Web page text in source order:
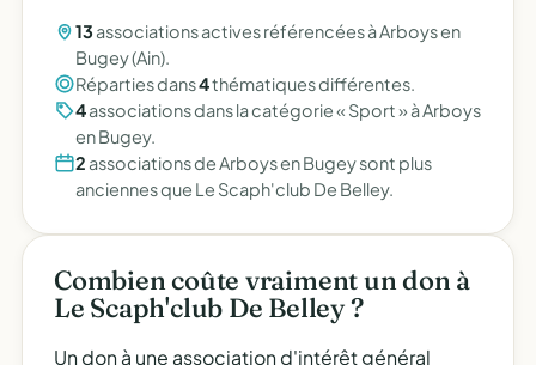
13associations actives référencées à Arboys en
Bugey (Ain).
Réparties dans4thématiques différentes.
4associations dans la catégorie « Sport » à Arboys
en Bugey.
2 associations de Arboys en Bugey sont plus
anciennes que Le Scaph'club De Belley.
Combien coûte vraiment un don à
Le Scaph'club De Belley ?
Un don à une association d'intérêt général